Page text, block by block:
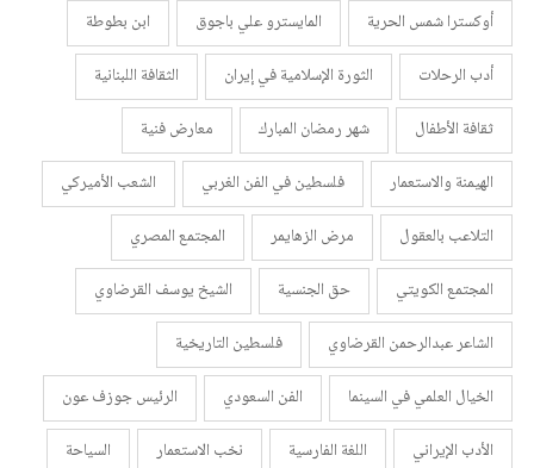
أوكسترا شمس الحرية
المايسترو علي باجوق
ابن بطوطة
أدب الرحلات
الثورة الإسلامية في إيران
الثقافة اللبنانية
ثقافة الأطفال
شهر رمضان المبارك
معارض فنية
الهيمنة والاستعمار
فلسطين في الفن الغربي
الشعب الأميركي
التلاعب بالعقول
مرض الزهايمر
المجتمع المصري
المجتمع الكويتي
حق الجنسية
الشيخ يوسف القرضاوي
الشاعر عبدالرحمن القرضاوي
فلسطين التاريخية
الخيال العلمي في السينما
الفن السعودي
الرئيس جوزف عون
الأدب الإيراني
اللغة الفارسية نخب الاستعمار
السياحة